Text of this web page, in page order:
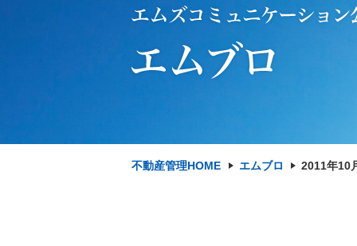
不動産管理HOME エムブロ 2011年10